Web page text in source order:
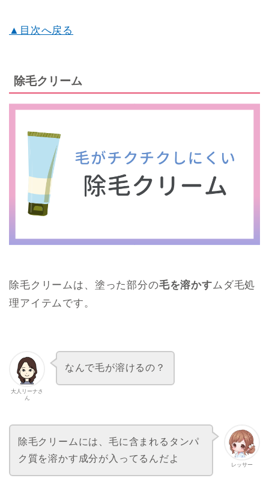
▲目次へ戻る
除毛クリーム
除毛クリームは、塗った部分の毛を溶かす ムダ毛処
理アイテムです。
大人リーナさ
ん
なんで毛が溶けるの？
レッサー
除毛クリームには、毛に含まれるタンパ
ク質を溶かす成分が入ってるんだよ